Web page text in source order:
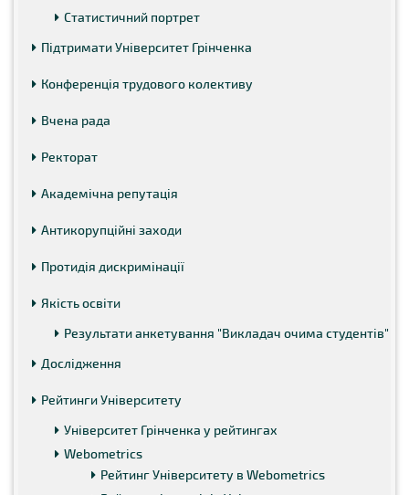
Статистичний портрет
Підтримати Університет Грінченка
Конференція трудового колективу
Вчена рада
Ректорат
Академічна репутація
Антикорупційні заходи
Протидія дискримінації
Якість освіти
Результати анкетування "Викладач очима студентів"
Дослідження
Рейтинги Університету
Університет Грінченка у рейтингах
Webometrics
Рейтинг Університету в Webometrics